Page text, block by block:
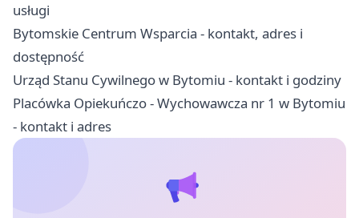
usługi
Bytomskie Centrum Wsparcia - kontakt, adres i
dostępność
Urząd Stanu Cywilnego w Bytomiu - kontakt i godziny
Placówka Opiekuńczo - Wychowawcza nr 1 w Bytomiu
- kontakt i adres